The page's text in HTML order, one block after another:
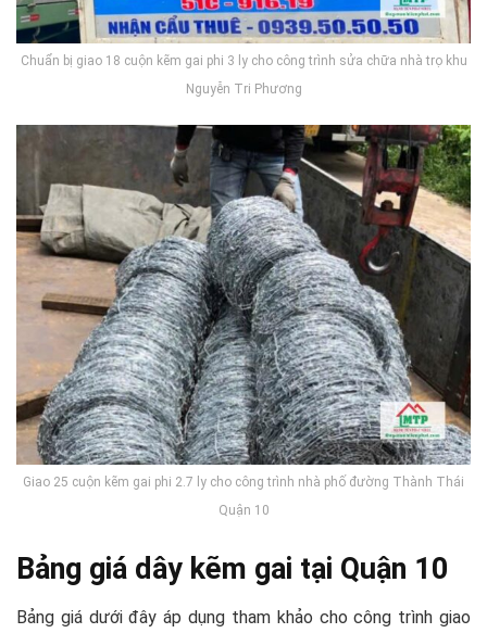
Chuẩn bị giao 18 cuộn kẽm gai phi 3 ly cho công trình sửa chữa nhà trọ khu
Nguyễn Tri Phương
Giao 25 cuộn kẽm gai phi 2.7 ly cho công trình nhà phố đường Thành Thái
Quận 10
Bảng giá dây kẽm gai tại Quận 10
Bảng giá dưới đây áp dụng tham khảo cho công trình giao